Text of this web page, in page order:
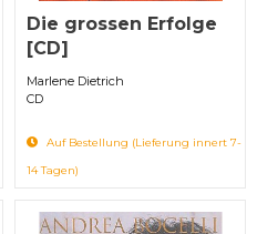
Die grossen Erfolge
[CD]
Marlene Dietrich
CD
Auf Bestellung (Lieferung innert 7-
14 Tagen)